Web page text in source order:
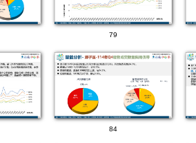
79
84